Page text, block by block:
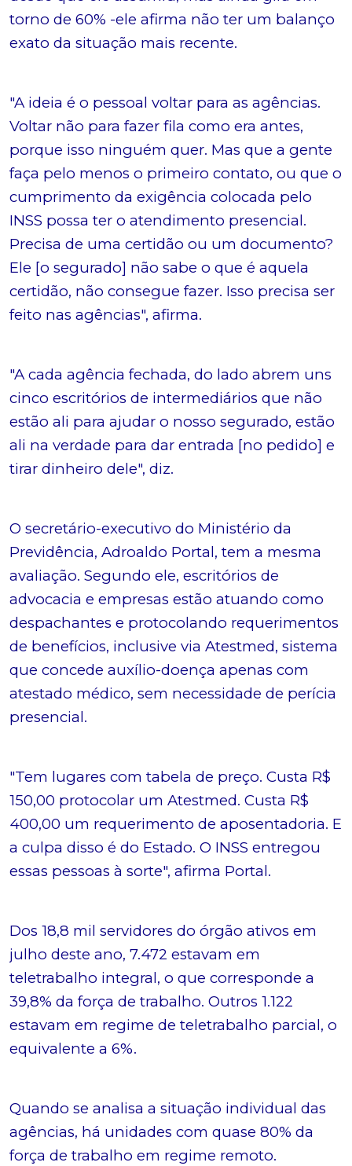
torno de 60% -ele afirma não ter um balanço
exato da situação mais recente.
"A ideia é o pessoal voltar para as agências.
Voltar não para fazer fila como era antes,
porque isso ninguém quer. Mas que a gente
faça pelo menos o primeiro contato, ou que o
cumprimento da exigência colocada pelo
INSS possa ter o atendimento presencial.
Precisa de uma certidão ou um documento?
Ele [o segurado] não sabe o que é aquela
certidão, não consegue fazer. Isso precisa ser
feito nas agências", afirma.
"A cada agência fechada, do lado abrem uns
cinco escritórios de intermediários que não
estão ali para ajudar o nosso segurado, estão
ali na verdade para dar entrada [no pedido] e
tirar dinheiro dele", diz.
O secretário-executivo do Ministério da
Previdência, Adroaldo Portal, tem a mesma
avaliação. Segundo ele, escritórios de
advocacia e empresas estão atuando como
despachantes e protocolando requerimentos
de benefícios, inclusive via Atestmed, sistema
que concede auxílio-doença apenas com
atestado médico, sem necessidade de perícia
presencial.
"Tem lugares com tabela de preço. Custa R$
150,00 protocolar um Atestmed. Custa R$
400,00 um requerimento de aposentadoria. E
a culpa disso é do Estado. O INSS entregou
essas pessoas à sorte", afirma Portal.
Dos 18,8 mil servidores do órgão ativos em
julho deste ano, 7.472 estavam em
teletrabalho integral, o que corresponde a
39,8% da força de trabalho. Outros 1.122
estavam em regime de teletrabalho parcial, o
equivalente a 6%.
Quando se analisa a situação individual das
agências, há unidades com quase 80% da
força de trabalho em regime remoto.